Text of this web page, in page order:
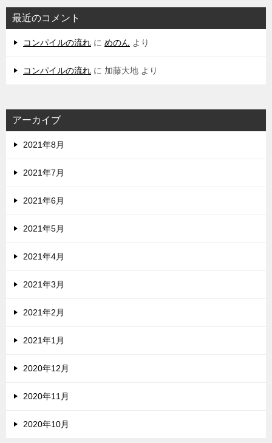
最近のコメント
コンパイルの流れ に めのん より
コンパイルの流れ に 加藤大地 より
アーカイブ
2021年8月
2021年7月
2021年6月
2021年5月
2021年4月
2021年3月
2021年2月
2021年1月
2020年12月
2020年11月
2020年10月